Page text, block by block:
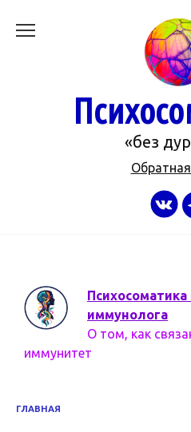
«без
Психосоматика
иммунолога
О том, как
иммунитет
ГЛАВНАЯ